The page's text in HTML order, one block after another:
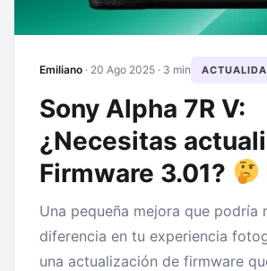
Emiliano · 20 Ago 2025 · 3 min
Sony Alpha 7R V:
¿Necesitas
Firmware 3.01?
Una pequeña mejora que podría
diferencia en tu experiencia
una actualización de firmware